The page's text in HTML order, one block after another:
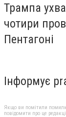
Трампа
чотири
Пентагоні
Інформує
Якщо ви помітили
повідомити про це